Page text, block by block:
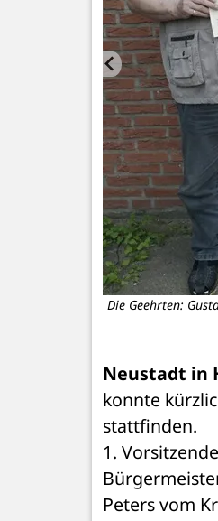
Die Geehrten:
Neustadt in
konnte
stattfinden.
1.
Peters vom